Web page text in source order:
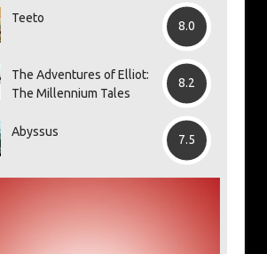
Teeto
8.0
The Adventures of Elliot:
The Millennium Tales
8.2
Abyssus
7.5